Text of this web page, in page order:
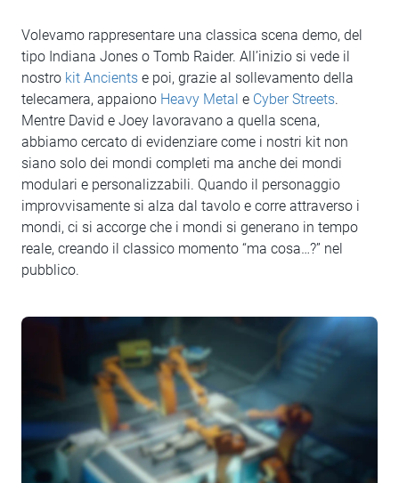
Volevamo rappresentare una classica scena demo, del
tipo Indiana Jones o Tomb Raider. All’inizio si vede il
nostro kit Ancients e poi, grazie al sollevamento della
telecamera, appaiono Heavy Metal e Cyber Streets.
Mentre David e Joey lavoravano a quella scena,
abbiamo cercato di evidenziare come i nostri kit non
siano solo dei mondi completi ma anche dei mondi
modulari e personalizzabili. Quando il personaggio
improvvisamente si alza dal tavolo e corre attraverso i
mondi, ci si accorge che i mondi si generano in tempo
reale, creando il classico momento “ma cosa…?” nel
pubblico.